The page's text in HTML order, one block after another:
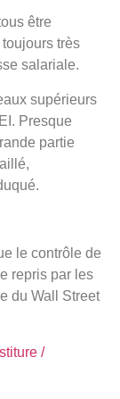
être
toujours très
salariale.
supérieurs
Presque
partie
le contrôle de
repris par les
du Wall Street
/